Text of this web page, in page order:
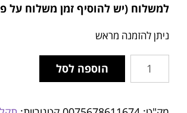
למשלוח (יש להוסיף זמן משלוח על
ניתן להזמנה מראש
הוספה לסל